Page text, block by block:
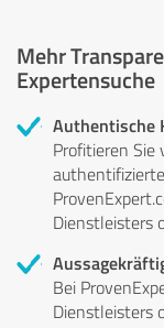
Mehr
Expertensuche
Authentische
Profitieren Sie
Dienstleisters
Bei
Dienstleisters